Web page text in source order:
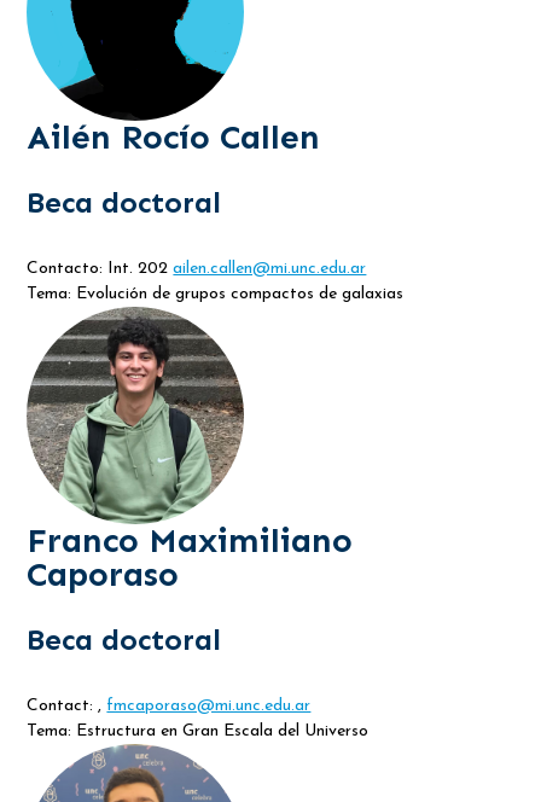
Ailén Rocío Callen
Beca doctoral
Contacto: Int. 202ailen.callen@mi.unc.edu.ar
Tema: Evolución de grupos compactos de galaxias
Franco Maximiliano
Caporaso
Beca doctoral
Contact: , fmcaporaso@mi.unc.edu.ar
Tema: Estructura en Gran Escala del Universo